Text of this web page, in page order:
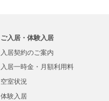
ご入居・体験入居
入居契約のご案内
入居一時金・ 月額利用料
空室状況
体験入居